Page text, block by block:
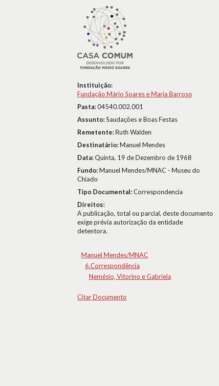
Instituição:
Fundação Mário Soares e Maria Barroso
Pasta:04540.002.001
Assunto:Saudações e Boas Festas
Remetente:Ruth Walden
Destinatário:Manuel Mendes
Data:Quinta, 19 de Dezembro de 1968
Fundo:Manuel Mendes/MNAC - Museu do
Chiado
Tipo Documental:Correspondencia
Direitos:
A publicação, total ou parcial, deste documento
exige prévia autorização da entidade
detentora.
Manuel Mendes/MNAC
6.Correspondência
Nemésio, Vitorino e Gabriela
Citar Documento